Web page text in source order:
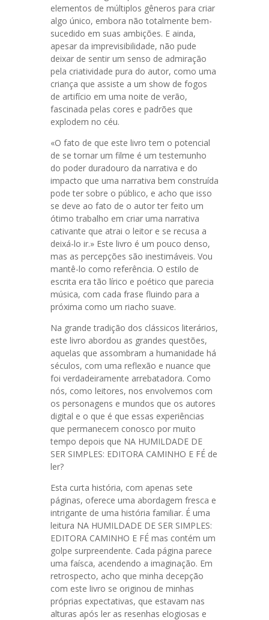
elementos de múltiplos gêneros para criar
algo único, embora não totalmente bem-
sucedido em suas ambições. E ainda,
apesar da imprevisibilidade, não pude
deixar de sentir um senso de admiração
pela criatividade pura do autor, como uma
criança que assiste a um show de fogos
de artifício em uma noite de verão,
fascinada pelas cores e padrões que
explodem no céu.
«O fato de que este livro tem o potencial
de se tornar um filme é um testemunho
do poder duradouro da narrativa e do
impacto que uma narrativa bem construída
pode ter sobre o público, e acho que isso
se deve ao fato de o autor ter feito um
ótimo trabalho em criar uma narrativa
cativante que atrai o leitor e se recusa a
deixá-lo ir.» Este livro é um pouco denso,
mas as percepções são inestimáveis. Vou
mantê-lo como referência. O estilo de
escrita era tão lírico e poético que parecia
música, com cada frase fluindo para a
próxima como um riacho suave.
Na grande tradição dos clássicos literários,
este livro abordou as grandes questões,
aquelas que assombram a humanidade há
séculos, com uma reflexão e nuance que
foi verdadeiramente arrebatadora. Como
nós, como leitores, nos envolvemos com
os personagens e mundos que os autores
digital e o que é que essas experiências
que permanecem conosco por muito
tempo depois que NA HUMILDADE DE
SER SIMPLES: EDITORA CAMINHO E FÉ de
ler?
Esta curta história, com apenas sete
páginas, oferece uma abordagem fresca e
intrigante de uma história familiar. É uma
leitura NA HUMILDADE DE SER SIMPLES:
EDITORA CAMINHO E FÉ mas contém um
golpe surpreendente. Cada página parece
uma faísca, acendendo a imaginação. Em
retrospecto, acho que minha decepção
com este livro se originou de minhas
próprias expectativas, que estavam nas
alturas após ler as resenhas elogiosas e